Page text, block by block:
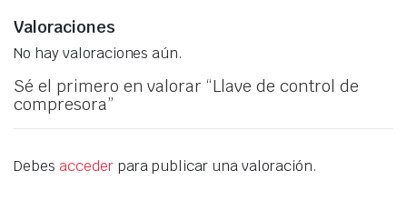
Valoraciones
No hay valoraciones aún.
Sé el primero en valorar “Llave de control de
compresora”
Debes accederpara publicar una valoración.